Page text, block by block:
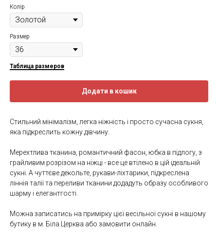
Колір
Размер
Таблица размеров
Додати в кошик
Cтильний мінімалізм, легка ніжність і просто сучасна сукня,
яка підкреслить кожну дівчину.
Мерехтлива тканина, романтичний фасон, юбка в підлогу, з
грайливим розрізом на ніжці - все це втілено в цій ідеальній
сукні. А чуттєве декольте, рукави-ліхтарики, підкреслена
ліннія талії та переливи тканини додадуть образу особливого
шарму і елегантгості.
Можна записатись на примірку цієї весільної сукні в нашому
бутику в м. Біла Церква або замовити онлайн.